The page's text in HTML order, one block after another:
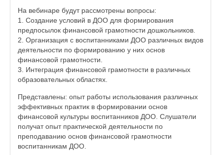
На вебинаре будут рассмотрены вопросы:
1. Создание условий в ДОО для формирования
предпосылок финансовой грамотности дошкольников.
2. Организация с воспитанниками ДОО различных видов
деятельности по формированию у них основ
финансовой грамотности.
3. Интеграция финансовой грамотности в различных
образовательных областях.
Представлены: опыт работы использования различных
эффективных практик в формировании основ
финансовой культуры воспитанников ДОО. Слушатели
получат опыт практической деятельности по
преподаванию основ финансовой грамотности
воспитанникам ДОО.